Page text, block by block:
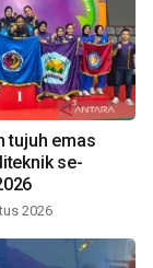
tujuh emas
se-
2026